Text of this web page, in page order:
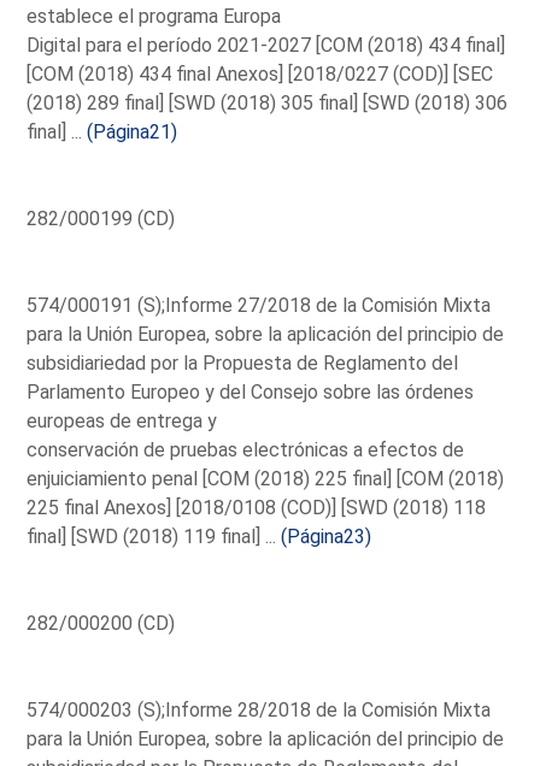
establece el programa Europa
Digital para el período 2021-2027 [COM (2018) 434 final]
[COM (2018) 434 final Anexos] [2018/0227 (COD)] [SEC
(2018) 289 final] [SWD (2018) 305 final] [SWD (2018) 306
final] ...(Página21)
282/000199 (CD)
574/000191 (S);Informe 27/2018 de la Comisión Mixta
para la Unión Europea, sobre la aplicación del principio de
subsidiariedad por la Propuesta de Reglamento del
Parlamento Europeo y del Consejo sobre las órdenes
europeas de entrega y
conservación de pruebas electrónicas a efectos de
enjuiciamiento penal [COM (2018) 225 final] [COM (2018)
225 final Anexos] [2018/0108 (COD)] [SWD (2018) 118
final] [SWD (2018) 119 final] ...(Página23)
282/000200 (CD)
574/000203 (S);Informe 28/2018 de la Comisión Mixta
para la Unión Europea, sobre la aplicación del principio de